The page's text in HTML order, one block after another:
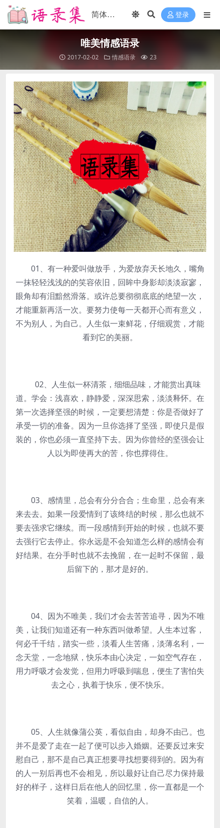
登录
唯美情感语录
2017-02-02 情感语录 23
01、有一种爱叫做放手，为爱放弃天长地久，嘴角
一抹轻轻浅浅的的笑容依旧，回眸中身影却淡淡寂寥，
眼角却有泪黯然滑落。或许总要彻彻底底的绝望一次，
才能重新再活一次。要努力使每一天都开心而有意义，
不为别人，为自己。人生似一束鲜花，仔细观赏，才能
看到它的美丽。
02、人生似一杯清茶，细细品味，才能赏出真味
道。学会：浅喜欢，静静爱，深深思索，淡淡释怀。在
第一次选择坚强的时候，一定要想清楚：你是否做好了
承受一切的准备。因为一旦你选择了坚强，即使只是假
装的，你也必须一直坚持下去。因为你曾经的坚强会让
人以为即使再大的苦，你也撑得住。
03、感情里，总会有分分合合；生命里，总会有来
来去去。如果一段爱情到了该终结的时候，那么也就不
要去强求它继续。而一段感情到开始的时候，也就不要
去强行它去停止。你永远是不会知道怎么样的感情会有
好结果。在分手时也就不去挽留，在一起时不保留，最
后留下的，那才是好的。
04、因为不唯美，我们才会去苦苦追寻，因为不唯
美，让我们知道还有一种东西叫做希望。人生本过客，
何必千千结，踏实一些，淡看人生苦痛，淡薄名利，一
念天堂，一念地狱，快乐本由心决定，一如空气存在，
用力呼吸才会发觉，但用力呼吸到喘息，便生了害怕失
去之心，执着于快乐，便不快乐。
05、人生就像蒲公英，看似自由，却身不由己。也
并不是爱了走在一起了便可以步入婚姻。还要反过来安
慰自己，那不是自己真正想要寻找想要得到的。因为有
的人一别后再也不会相见，所以最好让自己尽力保持最
好的样子，这样日后在他人的回忆里，你一直都是一个
笑着，温暖，自信的人。